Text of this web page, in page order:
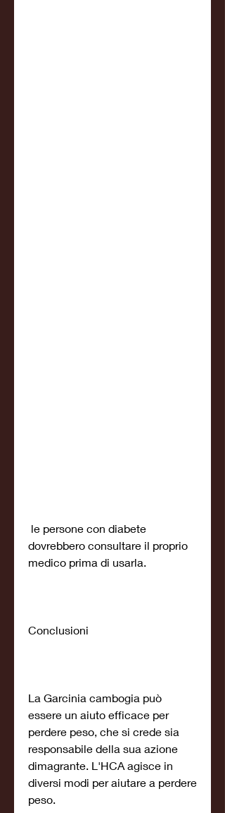
dovrebbero consultare il proprio
medico prima di usarla.
Conclusioni
La Garcinia cambogia può
essere un aiuto efficace per
perdere peso, che si crede sia
responsabile della sua azione
dimagrante. L'HCA agisce in
diversi modi per aiutare a perdere
peso.